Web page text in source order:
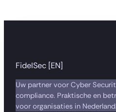
FidelSec [EN]
Uw partner voor Cyber
compliance. Praktische en
voor organisaties in Nederland.